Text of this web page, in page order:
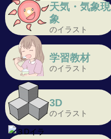
天気・気象現
象
のイラスト
学習教材
のイラスト
3D
のイラスト